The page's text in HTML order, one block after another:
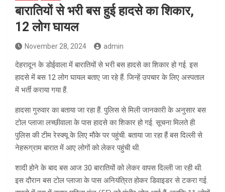
बारातियों से भरी बस हुई हादसे का शिकार,
12 लोग घायल
November 28, 2024 admin
देहरादून के डोईवाला में बारातियों से भरी बस हादसे का शिकार हो गई. इस
हादसे में बस 12 लोग घायल बताए जा रहे हैं. जिन्हें उपचार के लिए अस्पताल
में भर्ती कराया गया हैं.
हादसा गुरुवार का बताया जा रहा हैं. पुलिस से मिली जानकारी के अनुसार बस
टोल प्लाजा लच्छीवाला के पास हादसे का शिकार हो गई. सूचना मिलते ही
पुलिस की टीम रेस्क्यू के लिए मौके पर पहुंची. बताया जा रहा हैं बस दिल्ली से
नेहरूग्राम बारात में आए लोगों को लेकर पहुंची थी.
शादी होने के बाद बस आज 30 बारातियों को लेकर वापस दिल्ली जा रही थी.
इस दौरान बस टोल प्लाजा के पास अनियंत्रित होकर डिवाइडर से टकरा गई.